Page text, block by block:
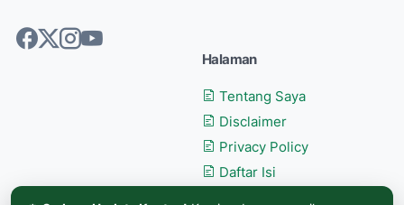
Halaman
Tentang Saya
Disclaimer
Privacy Policy
Daftar Isi